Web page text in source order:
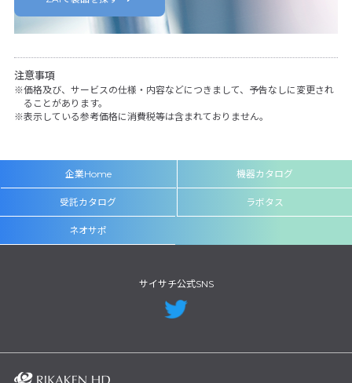
注意事項
価格及び、サービスの仕様・内容などにつきまして、予告なしに変更され
ることがあります。
表示している参考価格に消費税等は含まれておりません。
企業Home 機器カタログ
受託カタログ ラボタス
ネオサポ
サイサチ公式SNS